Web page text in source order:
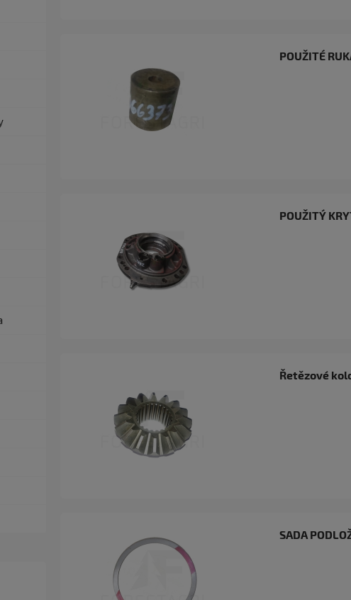
POUŽITÉ
POUŽITÝ
Řetězové
SADA